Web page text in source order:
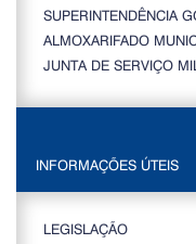
SUPERINTENDÊNCIA
ALMOXARIFADO
JUNTA DE SERVIÇO
INFORMAÇÕES ÚTEIS
LEGISLAÇÃO